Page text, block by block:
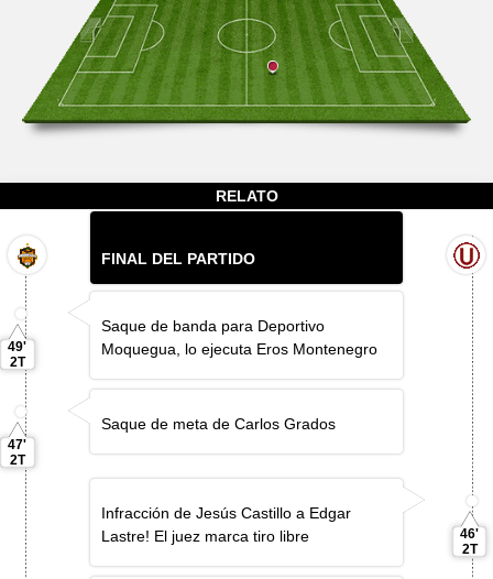
RELATO
FINAL DEL PARTIDO
49'
2T
Saque de banda para Deportivo
Moquegua, lo ejecuta Eros Montenegro
47'
2T
Saque de meta de Carlos Grados
Infracción de Jesús Castillo a Edgar
Lastre! El juez marca tiro libre
46'
2T